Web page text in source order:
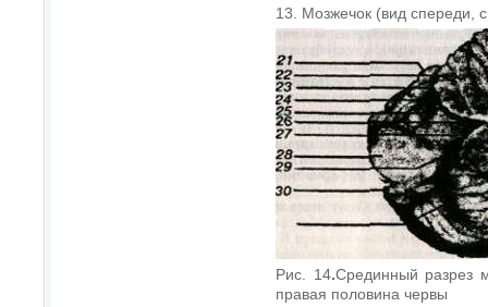
13. Мозжечок (вид спереди,
Рис. 14.Срединный разрез
правая половина червы